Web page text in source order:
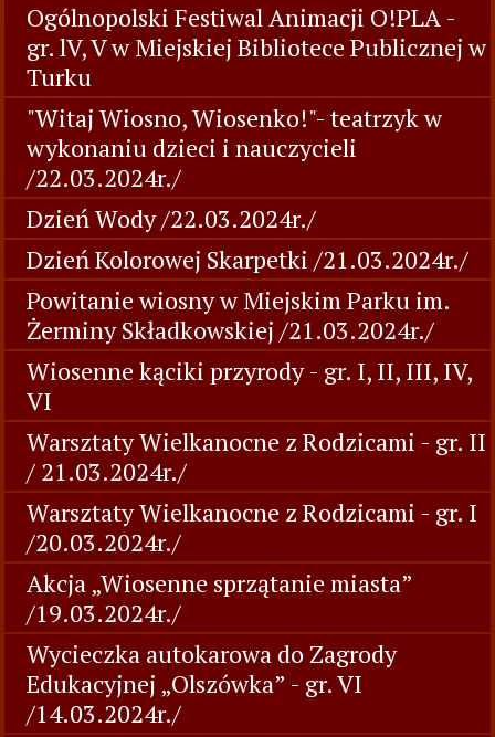
Ogólnopolski Festiwal Animacji O!PLA -
gr. lV, V w Miejskiej Bibliotece Publicznej w
Turku
"Witaj Wiosno, Wiosenko!"- teatrzyk w
wykonaniu dzieci i nauczycieli
/22.03.2024r./
Dzień Wody /22.03.2024r./
Dzień Kolorowej Skarpetki /21.03.2024r./
Powitanie wiosny w Miejskim Parku im.
Żerminy Składkowskiej /21.03.2024r./
Wiosenne kąciki przyrody - gr. I, II, III, IV,
VI
Warsztaty Wielkanocne z Rodzicami - gr. II
/ 21.03.2024r./
Warsztaty Wielkanocne z Rodzicami - gr. I
/20.03.2024r./
Akcja „Wiosenne sprzątanie miasta”
/19.03.2024r./
Wycieczka autokarowa do Zagrody
Edukacyjnej „Olszówka” - gr. VI
/14.03.2024r./